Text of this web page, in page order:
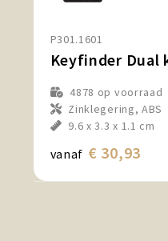
P301.1601
4878 op voorraad
Zinklegering, ABS
9.6 x 3.3 x 1.1 cm
vanaf € 30,93